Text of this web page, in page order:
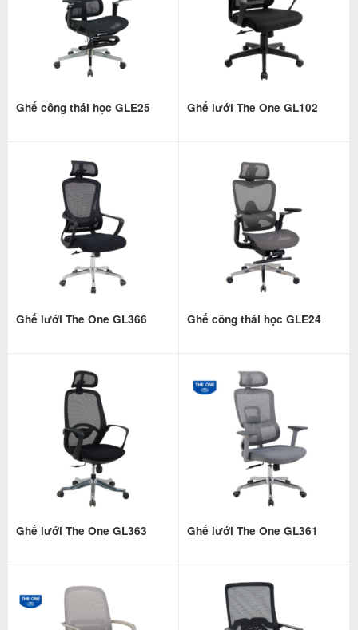
Ghế công thái học GLE25 Ghế lưới The One GL102
Ghế lưới The One GL366 Ghế công thái học GLE24
Ghế lưới The One GL363 Ghế lưới The One GL361